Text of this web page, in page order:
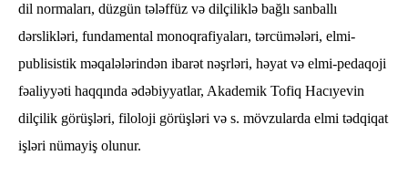
dil normaları, düzgün tələffüz və dilçiliklə bağlı sanballı
dərslikləri, fundamental monoqrafiyaları, tərcümələri, elmi-
publisistik məqalələrindən ibarət nəşrləri, həyat və elmi-pedaqoji
fəaliyyəti haqqında ədəbiyyatlar, Akademik Tofiq Hacıyevin
dilçilik görüşləri, filoloji görüşləri və s. mövzularda elmi tədqiqat
işləri nümayiş olunur.